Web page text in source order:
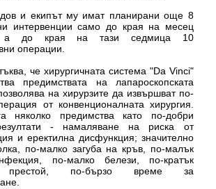
и екипът му имат планирани още 8
интервенции само до края на месец
а до края на тази седмица 10
операции.
че хирургичната система "Da Vinci"
предимствата на лапароскопската
на хирурзите да извършват по-
от конвенционалната хирургия.
няколко предимства като по-добри
- намаляване на риска от
и еректилна дисфункция; значително
по-малко загуба на кръв, по-малък
по-малко белези, по-кратък
престой, по-бързо време за